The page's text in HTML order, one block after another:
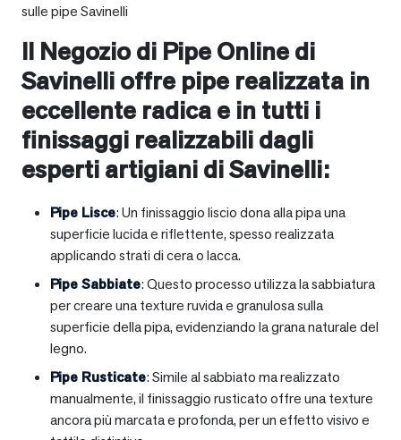
sulle pipe Savinelli
Il Negozio di Pipe Online di
Savinelli offre pipe realizzata in
eccellente radica e in tutti i
finissaggi realizzabili dagli
esperti artigiani di Savinelli:
Pipe Lisce: Un finissaggio liscio dona alla pipa una
superficie lucida e riflettente, spesso realizzata
applicando strati di cera o lacca.
Pipe Sabbiate: Questo processo utilizza la sabbiatura
per creare una texture ruvida e granulosa sulla
superficie della pipa, evidenziando la grana naturale del
legno.
Pipe Rusticate: Simile al sabbiato ma realizzato
manualmente, il finissaggio rusticato offre una texture
ancora più marcata e profonda, per un effetto visivo e